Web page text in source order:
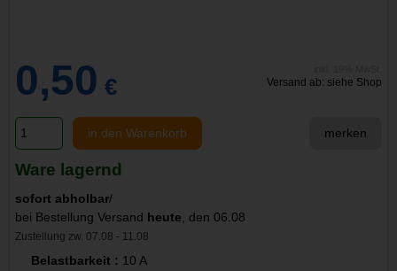
0,50 € Versand ab: siehe Shop
in den Warenkorb merken
Ware lagernd
sofort abholbar/
bei Bestellung Versand heute, den 06.08
Zustellung zw. 07.08 - 11.08
Belastbarkeit : 10 A